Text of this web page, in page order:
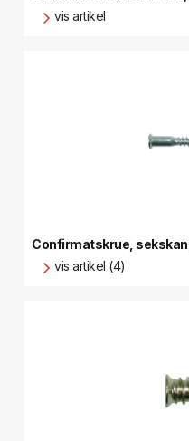
vis artikel
Confirmatskrue,
vis artikel (4)